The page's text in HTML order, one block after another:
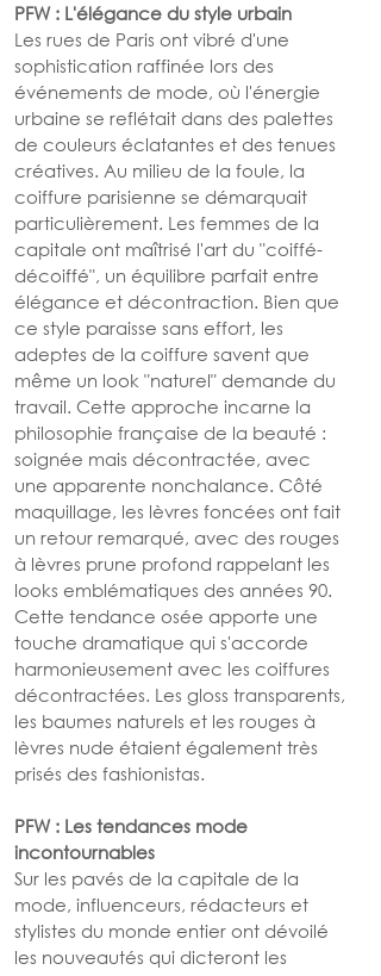
PFW : L'élégance du style urbain
Les rues de Paris ont vibré d'une
sophistication raffinée lors des
événements de mode, où l'énergie
urbaine se reflétait dans des palettes
de couleurs éclatantes et des tenues
créatives. Au milieu de la foule, la
coiffure parisienne se démarquait
particulièrement. Les femmes de la
capitale ont maîtrisé l'art du "coiffé-
décoiffé", un équilibre parfait entre
élégance et décontraction. Bien que
ce style paraisse sans effort, les
adeptes de la coiffure savent que
même un look "naturel" demande du
travail. Cette approche incarne la
philosophie française de la beauté :
soignée mais décontractée, avec
une apparente nonchalance. Côté
maquillage, les lèvres foncées ont fait
un retour remarqué, avec des rouges
à lèvres prune profond rappelant les
looks emblématiques des années 90.
Cette tendance osée apporte une
touche dramatique qui s'accorde
harmonieusement avec les coiffures
décontractées. Les gloss transparents,
les baumes naturels et les rouges à
lèvres nude étaient également très
prisés des fashionistas.
PFW : Les tendances mode
incontournables
Sur les pavés de la capitale de la
mode, influenceurs, rédacteurs et
stylistes du monde entier ont dévoilé
les nouveautés qui dicteront les